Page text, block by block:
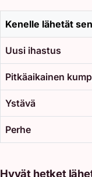
Kenelle lähetät sen
Uusi ihastus
Pitkäaikainen
Ystävä
Perhe
Hyvät hetket